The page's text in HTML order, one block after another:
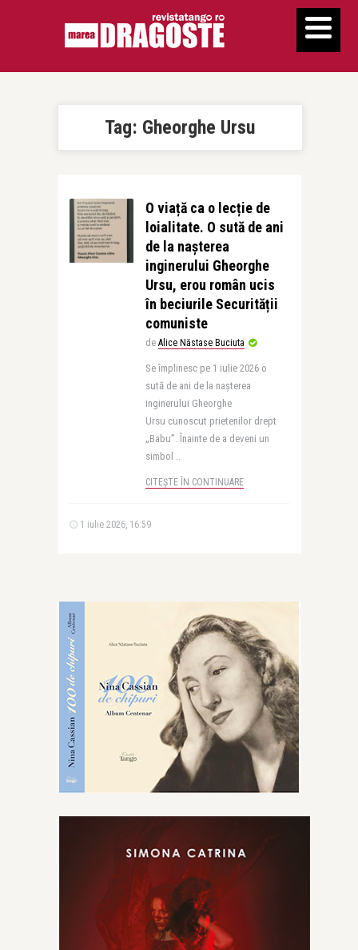
Tag: Gheorghe Ursu
O viață ca o lecție de
loialitate. O sută de ani
de la nașterea
inginerului Gheorghe
Ursu, erou român ucis
în beciurile Securității
comuniste
de Alice Năstase Buciuta
Se împlinesc pe 1 iulie 2026 o
sută de ani de la nașterea
inginerului Gheorghe
Ursu cunoscut prietenilor drept
„Babu”. Înainte de a deveni un
simbol ..
CITEȘTE ÎN CONTINUARE
1 iulie 2026, 16:59